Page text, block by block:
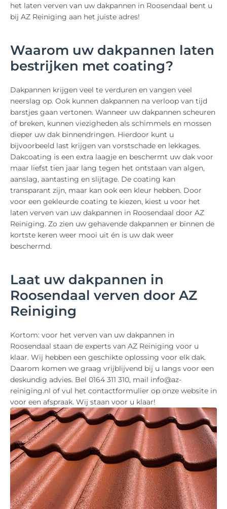
het laten verven van uw dakpannen in Roosendaal bent u
bij AZ Reiniging aan het juiste adres!
Waarom uw dakpannen laten
bestrijken met coating?
Dakpannen krijgen veel te verduren en vangen veel
neerslag op. Ook kunnen dakpannen na verloop van tijd
barstjes gaan vertonen. Wanneer uw dakpannen scheuren
of breken, kunnen viezigheden als schimmels en mossen
dieper uw dak binnendringen. Hierdoor kunt u
bijvoorbeeld last krijgen van vorstschade en lekkages.
Dakcoating is een extra laagje en beschermt uw dak voor
maar liefst tien jaar lang tegen het ontstaan van algen,
aanslag, aantasting en slijtage. De coating kan
transparant zijn, maar kan ook een kleur hebben. Door
voor een gekleurde coating te kiezen, kiest u voor het
laten verven van uw dakpannen in Roosendaal door AZ
Reiniging. Zo zien uw gehavende dakpannen er binnen de
kortste keren weer mooi uit én is uw dak weer
beschermd.
Laat uw dakpannen in
Roosendaal verven door AZ
Reiniging
Kortom: voor het verven van uw dakpannen in
Roosendaal staan de experts van AZ Reiniging voor u
klaar. Wij hebben een geschikte oplossing voor elk dak.
Daarom komen we graag vrijblijvend bij u langs voor een
deskundig advies. Bel 0164 311 310, mail info@az-
reiniging.nl of vul het contactformulier op onze website in
voor een afspraak. Wij staan voor u klaar!